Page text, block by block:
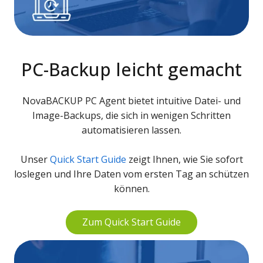
PC-Backup leicht gemacht
NovaBACKUP PC Agent bietet intuitive Datei- und
Image-Backups, die sich in wenigen Schritten
automatisieren lassen.
UnserQuick Start Guide zeigt Ihnen, wie Sie sofort
loslegen und Ihre Daten vom ersten Tag an schützen
können.
Zum Quick Start Guide